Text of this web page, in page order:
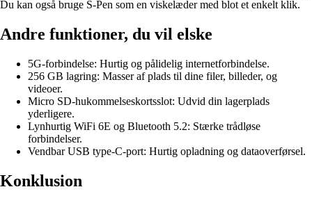
Du kan også bruge S-Pen som en viskelæder med blot et enkelt klik.
Andre funktioner, du vil elske
5G-forbindelse: Hurtig og pålidelig internetforbindelse.
256 GB lagring: Masser af plads til dine filer, billeder, og
videoer.
Micro SD-hukommelseskortsslot: Udvid din lagerplads
yderligere.
Lynhurtig WiFi 6E og Bluetooth 5.2: Stærke trådløse
forbindelser.
Vendbar USB type-C-port: Hurtig opladning og dataoverførsel.
Konklusion